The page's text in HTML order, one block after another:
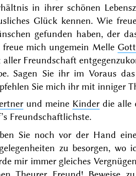
in ihrer schönen
Glück kennen. Wie
gefunden haben, der
freue mich ungemein Melle
aller Freundschaft
Sagen Sie ihr im Voraus
Sie mich ihr mit inniger
und meine Kinder die alle
Freundschaftlichste.
Sie noch vor der Hand
zu besorgen,
mir immer gleiches